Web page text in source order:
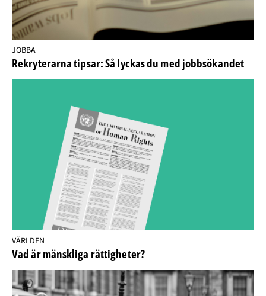
JOBBA
Rekryterarna tipsar: Så lyckas du med jobbsökandet
VÄRLDEN
Vad är mänskliga rättigheter?